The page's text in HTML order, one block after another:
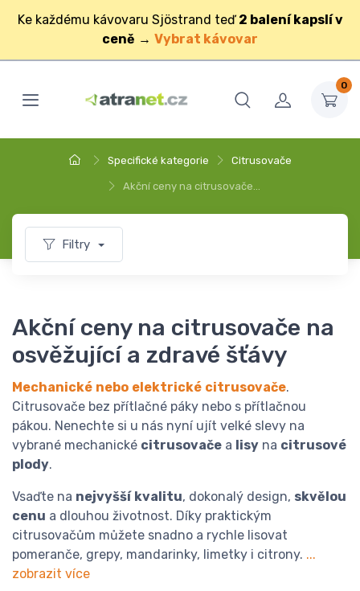
Ke každému kávovaru Sjöstrand teď 2 balení kapslí v
ceně → Vybrat kávovar
0
Specifické kategorie Citrusovače
Akční ceny na citrusovače…
Filtry
Akční ceny na citrusovače na
osvěžující a zdravé šťávy
Mechanické nebo elektrické citrusovače.
Citrusovače bez přítlačné páky nebo s přítlačnou
pákou. Nenechte si u nás nyní ujít velké slevy na
vybrané mechanické citrusovače a lisy na citrusové
plody.
Vsaďte na nejvyšší kvalitu, dokonalý design, skvělou
cenu a dlouhou životnost. Díky praktickým
citrusovačům můžete snadno a rychle lisovat
pomeranče, grepy, mandarinky, limetky i citrony. ...
zobrazit více